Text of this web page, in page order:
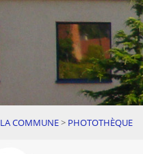
LA COMMUNE> PHOTOTHÈQUE